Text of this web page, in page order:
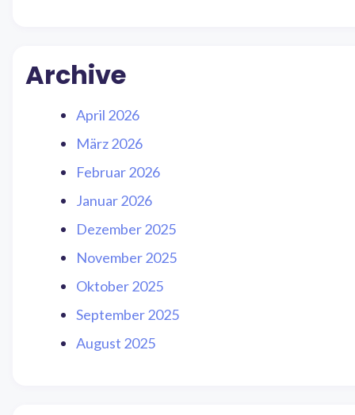
Archive
April 2026
März 2026
Februar 2026
Januar 2026
Dezember 2025
November 2025
Oktober 2025
September 2025
August 2025